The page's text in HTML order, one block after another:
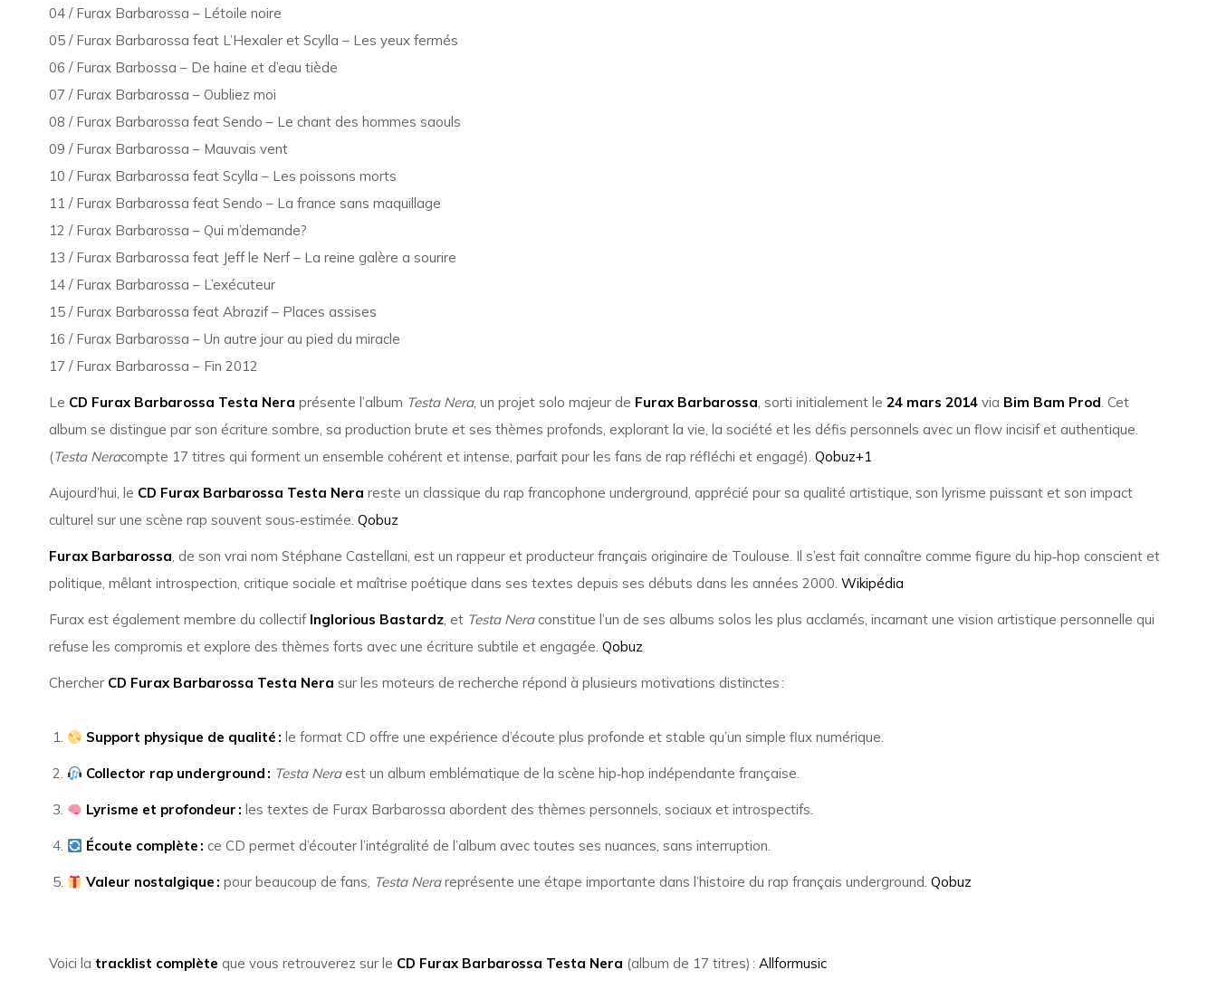
04 / Furax Barbarossa – Létoile noire
05 / Furax Barbarossa feat L’Hexaler et Scylla – Les yeux fermés
06 / Furax Barbossa – De haine et d’eau tiède
07 / Furax Barbarossa – Oubliez moi
08 / Furax Barbarossa feat Sendo – Le chant des hommes saouls
09 / Furax Barbarossa – Mauvais vent
10 / Furax Barbarossa feat Scylla – Les poissons morts
11 / Furax Barbarossa feat Sendo – La france sans maquillage
12 / Furax Barbarossa – Qui m’demande?
13 / Furax Barbarossa feat Jeff le Nerf – La reine galère a sourire
14 / Furax Barbarossa – L’exécuteur
15 / Furax Barbarossa feat Abrazif – Places assises
16 / Furax Barbarossa – Un autre jour au pied du miracle
17 / Furax Barbarossa – Fin 2012
Le CD Furax Barbarossa Testa Nera présente l’album Testa Nera, un projet solo majeur de Furax Barbarossa, sorti initialement le 24 mars 2014via Bim Bam Prod. Cet
album se distingue par son écriture sombre, sa production brute et ses thèmes profonds, explorant la vie, la société et les défis personnels avec un flow incisif et authentique.
(Testa Neracompte 17 titres qui forment un ensemble cohérent et intense, parfait pour les fans de rap réfléchi et engagé). Qobuz+1
Aujourd’hui, le CD Furax Barbarossa Testa Nera reste un classique du rap francophone underground, apprécié pour sa qualité artistique, son lyrisme puissant et son impact
culturel sur une scène rap souvent sous‑estimée. Qobuz
Furax Barbarossa, de son vrai nom Stéphane Castellani, est un rappeur et producteur français originaire de Toulouse. Il s’est fait connaître comme figure du hip‑hop conscient et
politique, mêlant introspection, critique sociale et maîtrise poétique dans ses textes depuis ses débuts dans les années 2000. Wikipédia
Furax est également membre du collectif Inglorious Bastardz, et Testa Neraconstitue l’un de ses albums solos les plus acclamés, incarnant une vision artistique personnelle qui
refuse les compromis et explore des thèmes forts avec une écriture subtile et engagée. Qobuz
Chercher CD Furax Barbarossa Testa Nera sur les moteurs de recherche répond à plusieurs motivations distinctes :
Support physique de qualité : le format CD offre une expérience d’écoute plus profonde et stable qu’un simple flux numérique.
Collector rap underground : Testa Neraest un album emblématique de la scène hip‑hop indépendante française.
Lyrisme et profondeur : les textes de Furax Barbarossa abordent des thèmes personnels, sociaux et introspectifs.
Écoute complète : ce CD permet d’écouter l’intégralité de l’album avec toutes ses nuances, sans interruption.
Valeur nostalgique : pour beaucoup de fans, Testa Nerareprésente une étape importante dans l’histoire du rap français underground. Qobuz
Voici la tracklist complète que vous retrouverez sur le CD Furax Barbarossa Testa Nera (album de 17 titres) : Allformusic